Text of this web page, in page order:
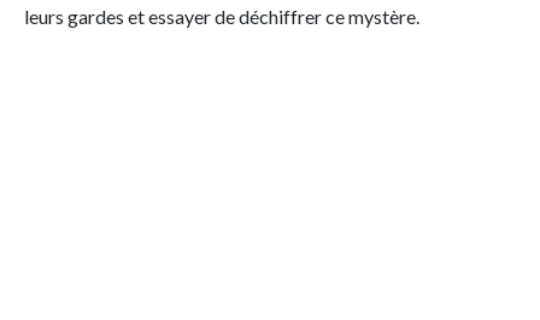
leurs gardes et essayer de déchiffrer ce mystère.